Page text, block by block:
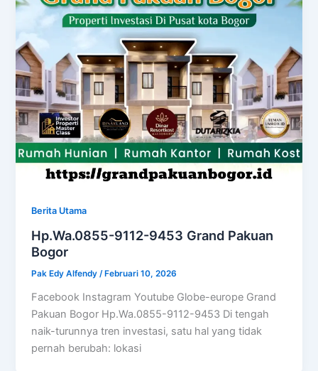
Berita Utama
Hp.Wa.0855-9112-9453 Grand Pakuan
Bogor
Pak Edy Alfendy/Februari 10, 2026
Facebook Instagram Youtube Globe-europe Grand
Pakuan Bogor Hp.Wa.0855-9112-9453 Di tengah
naik-turunnya tren investasi, satu hal yang tidak
pernah berubah: lokasi